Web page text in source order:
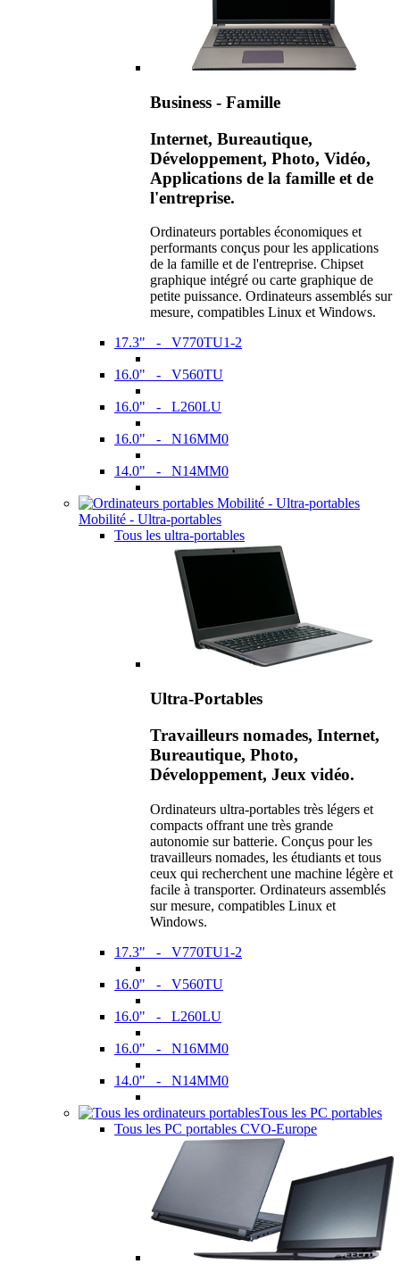
Business - Famille
Internet, Bureautique,
Développement, Photo, Vidéo,
Applications de la famille et de
l'entreprise.
Ordinateurs portables économiques et
performants conçus pour les applications
de la famille et de l'entreprise. Chipset
graphique intégré ou carte graphique de
petite puissance. Ordinateurs assemblés sur
mesure, compatibles Linux et Windows.
17.3" - V770TU1-2
16.0" - V560TU
16.0" - L260LU
16.0" - N16MM0
14.0" - N14MM0
Mobilité - Ultra-portables
Tous les ultra-portables
Ultra-Portables
Travailleurs nomades, Internet,
Bureautique, Photo,
Développement, Jeux vidéo.
Ordinateurs ultra-portables très légers et
compacts offrant une très grande
autonomie sur batterie. Conçus pour les
travailleurs nomades, les étudiants et tous
ceux qui recherchent une machine légère et
facile à transporter. Ordinateurs assemblés
sur mesure, compatibles Linux et
Windows.
17.3" - V770TU1-2
16.0" - V560TU
16.0" - L260LU
16.0" - N16MM0
14.0" - N14MM0
Tous les PC portables
Tous les PC portables CVO-Europe